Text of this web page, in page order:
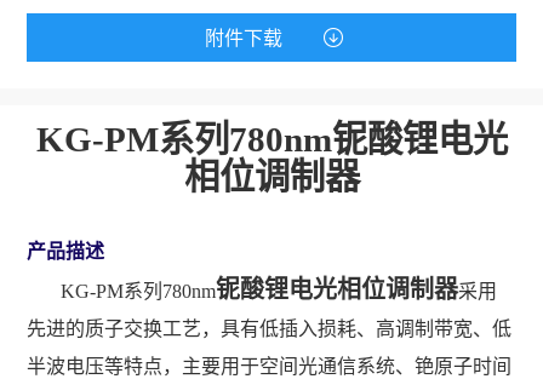
附件下载
KG-PM系列 780nm铌酸锂电光
相位调制器
产品描述
KG-PM系列 780nm铌酸锂电光相位调制器采用
先进的质子交换工艺，具有低插入损耗、高调制带宽、低
半波电压等特点，主要用于空间光通信系统、铯原子时间